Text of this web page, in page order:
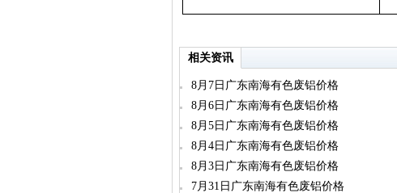
相关资讯
8月7日广东南海有色废铝价格
8月6日广东南海有色废铝价格
8月5日广东南海有色废铝价格
8月4日广东南海有色废铝价格
8月3日广东南海有色废铝价格
7月31日广东南海有色废铝价格